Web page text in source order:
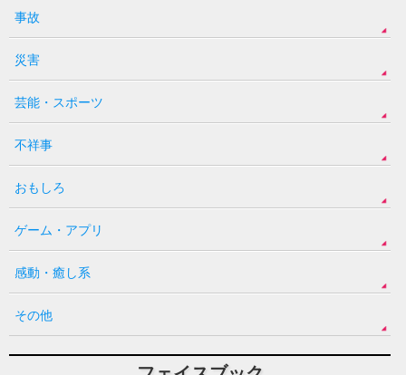
事故
災害
芸能・スポーツ
不祥事
おもしろ
ゲーム・アプリ
感動・癒し系
その他